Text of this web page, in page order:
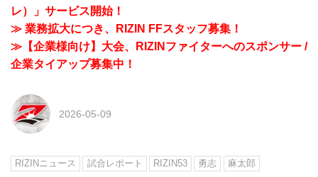
レ）」サービス開始！
≫ 業務拡大につき、RIZIN FFスタッフ募集！
≫【企業様向け】大会、RIZINファイターへのスポンサー /
企業タイアップ募集中！
2026-05-09
RIZINニュース 試合レポート RIZIN53 勇志 麻太郎